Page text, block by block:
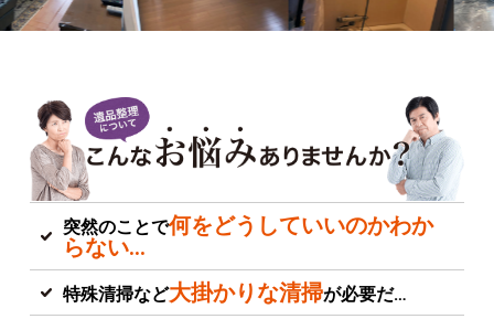
突然のことで何をどうしていいのかわか
らない…
特殊清掃など大掛かりな清掃が必要だ…